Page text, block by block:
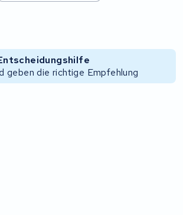
geben die richtige Empfehlung